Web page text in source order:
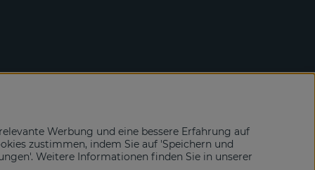
Werbung und eine bessere Erfahrung auf
zustimmen, indem Sie auf 'Speichern und
Weitere Informationen finden Sie in unserer